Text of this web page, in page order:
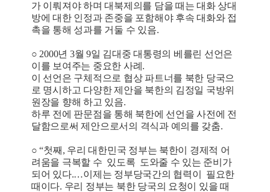
가 이뤄져야 하며 대북제의를 담을 때는 대화 상대
방에 대한 인정과 존중을 포함해야 후속 대화와 접
촉을 통해 성과를 거둘 수 있음.
○ 2000년 3월 9일 김대중 대통령의 베를린 선언은
이를 보여주는 중요한 사례.
이 선언은 구체적으로 협상 파트너를 북한 당국으
로 명시하고 다양한 제안을 북한의 김정일 국방위
원장을 향해 하고 있음.
하루 전에 판문점을 통해 북한에 선언을 사전에 전
달함으로써 제안으로서의 격식과 예의를 갖춤.
○ “첫째, 우리 대한민국 정부는 북한이 경제적 어
려움을 극복할 수 있도록 도와줄 수 있는 준비가
되어 있다.…이제는 정부당국간의 협력이 필요한
때이다. 우리 정부는 북한 당국의 요청이 있을 때